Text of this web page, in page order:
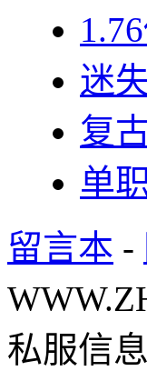
迷
复
单
留言本 -
私服信